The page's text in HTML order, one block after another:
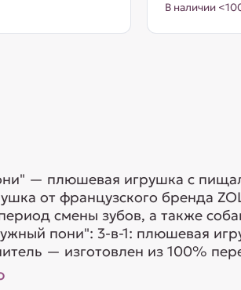
В наличии
— плюшевая игрушка с
от французского бренда
смены зубов, а также
пони": 3-в-1: плюшевая
— изготовлен из 100%